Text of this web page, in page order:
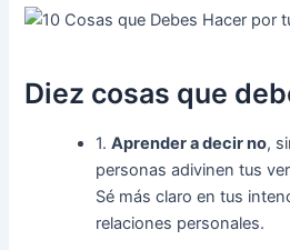
Diez cosas que
1.Aprender a decir no,
personas adivinen tus
Sé más claro en tus
relaciones personales.